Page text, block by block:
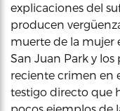
explicaciones del
producen
muerte de la mujer
San Juan Park y
reciente crimen en
testigo directo que